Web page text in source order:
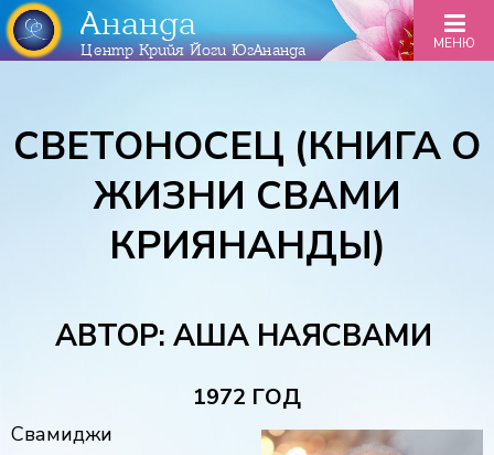
Ананда
Центр Крийя Йоги ЮгАнанда МЕНЮ
СВЕТОНОСЕЦ (КНИГА О
ЖИЗНИ СВАМИ
КРИЯНАНДЫ)
АВТОР: АША НАЯСВАМИ
1972 ГОД
Свамиджи